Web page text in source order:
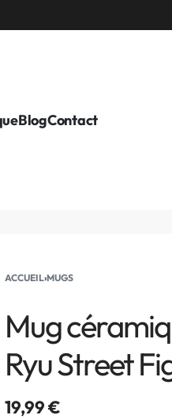
BlogContact
ACCUEIL›MUGS
Mug
Ryu Street
19,99€